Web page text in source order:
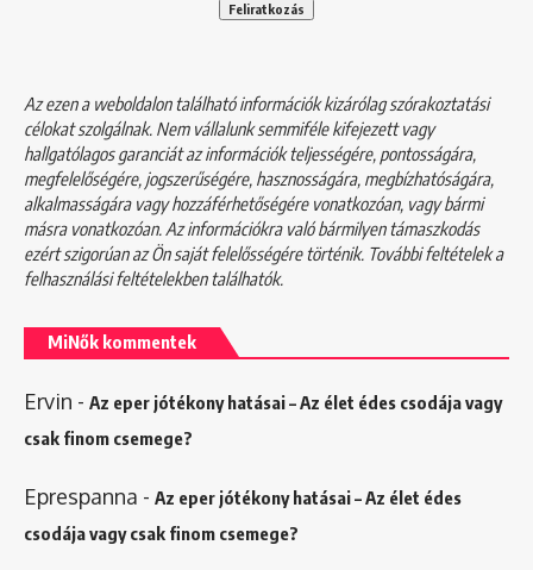
Az ezen a weboldalon található információk kizárólag szórakoztatási
célokat szolgálnak. Nem vállalunk semmiféle kifejezett vagy
hallgatólagos garanciát az információk teljességére, pontosságára,
megfelelőségére, jogszerűségére, hasznosságára, megbízhatóságára,
alkalmasságára vagy hozzáférhetőségére vonatkozóan, vagy bármi
másra vonatkozóan. Az információkra való bármilyen támaszkodás
ezért szigorúan az Ön saját felelősségére történik. További feltételek a
felhasználási feltételekbentalálhatók.
MiNők kommentek
Ervin - Az eper jótékony hatásai – Az élet édes csodája vagy
csak finom csemege?
Eprespanna - Az eper jótékony hatásai – Az élet édes
csodája vagy csak finom csemege?